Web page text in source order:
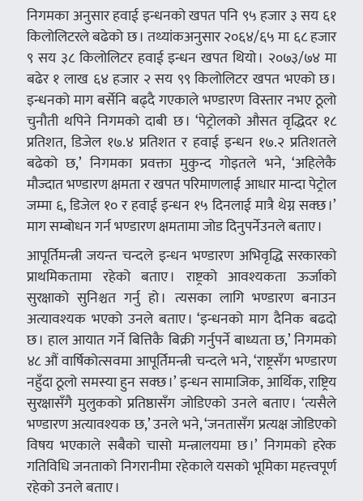
निगमका अनुसार हवाई इन्धनको खपत पनि ९५ हजार ३ सय ६१
किलोलिटरले बढेको छ । तथ्यांकअनुसार २०६४/६५ मा ६८ हजार
९ सय ३८ किलोलिटर हवाई इन्धन खपत थियो । २०७३/७४ मा
बढेर १ लाख ६४ हजार २ सय ९९ किलोलिटर खपत भएको छ ।
इन्धनको माग बर्सेनि बढ्दै गएकाले भण्डारण विस्तार नभए ठूलो
चुनौती थपिने निगमको दाबी छ । ‘पेट्रोलको औसत वृद्धिदर १८
प्रतिशत, डिजेल १७.४ प्रतिशत र हवाई इन्धन १७.२ प्रतिशतले
बढेको छ,’ निगमका प्रवक्ता मुकुन्द गोइतले भने, ‘अहिलेकै
मौज्दात भण्डारण क्षमता र खपत परिमाणलाई आधार मान्दा पेट्रोल
जम्मा ६, डिजेल १० र हवाई इन्धन १५ दिनलाई मात्रै थेग्न सक्छ ।’
माग सम्बोधन गर्न भण्डारण क्षमतामा जोड दिनुपर्नेउनले बताए ।
आपूर्तिमन्त्री जयन्त चन्दले इन्धन भण्डारण अभिवृद्धि सरकारको
प्राथमिकतामा रहेको बताए । राष्ट्रको आवश्यकता ऊर्जाको
सुरक्षाको सुनिश्चत गर्नु हो । त्यसका लागि भण्डारण बनाउन
अत्यावश्यक भएको उनले बताए । ‘इन्धनको माग दैनिक बढदो
छ । हाल आयात गर्ने बित्तिकै बिक्री गर्नुपर्ने बाध्यता छ,’ निगमको
४८ औं वार्षिकोत्सवमा आपूर्तिमन्त्री चन्दले भने, ‘राष्ट्रसँग भण्डारण
नहुँदा ठूलो समस्या हुन सक्छ ।’ इन्धन सामाजिक, आर्थिक, राष्ट्रिय
सुरक्षासँगै मुलुकको प्रतिष्ठासँग जोडिएको उनले बताए । ‘त्यसैले
भण्डारण अत्यावश्यक छ,’ उनले भने, ‘जनतासँग प्रत्यक्ष जोडिएको
विषय भएकाले सबैको चासो मन्त्रालयमा छ ।’ निगमको हरेक
गतिविधि जनताको निगरानीमा रहेकाले यसको भूमिका महत्त्वपूर्ण
रहेको उनले बताए ।